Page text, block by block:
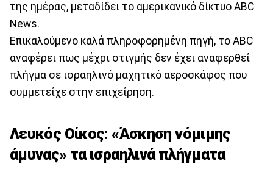
της ημέρας, μεταδίδει το αμερικανικό δίκτυο ABC
News.
Επικαλούμενο καλά πληροφορημένη πηγή, το ABC
αναφέρει πως μέχρι στιγμής δεν έχει αναφερθεί
πλήγμα σε ισραηλινό μαχητικό αεροσκάφος που
συμμετείχε στην επιχείρηση.
Λευκός Οίκος: «Άσκηση νόμιμης
άμυνας» τα ισραηλινά πλήγματα